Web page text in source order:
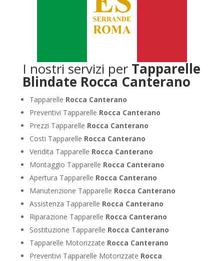
I nostri servizi per Tapparelle
Blindate Rocca Canterano
Tapparelle Rocca Canterano
Preventivi Tapparelle Rocca Canterano
Prezzi Tapparelle Rocca Canterano
Costi Tapparelle Rocca Canterano
Vendita Tapparelle Rocca Canterano
Montaggio Tapparelle Rocca Canterano
Apertura Tapparelle Rocca Canterano
Manutenzione Tapparelle Rocca Canterano
Assistenza Tapparelle Rocca Canterano
Riparazione Tapparelle Rocca Canterano
Sostituzione Tapparelle Rocca Canterano
Tapparelle Motorizzate Rocca Canterano
Preventivi Tapparelle Motorizzate Rocca